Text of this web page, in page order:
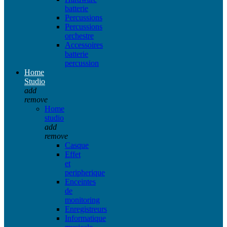
batterie
Percussions
Percussions
orchestre
Accessoires
batterie
percussion
Home
Studio
add
remove
Home
studio
add
remove
Casque
Effet
et
peripherique
Enceintes
de
monitoring
Enregistreurs
Informatique